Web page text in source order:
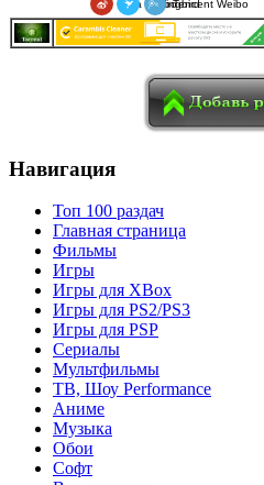
Похвалить
в
социалках:
Мой МирPinterest
Skype
BloggerDelicious
Digg reddit
Sina Weibo
Surfingbird
Tencent
Навигация
Топ 100 раздач
Главная страница
Фильмы
Игры
Игры для XBox
Игры для PS2/PS3
Игры для PSP
Сериалы
Мультфильмы
ТВ, Шоу Performance
Аниме
Музыка
Обои
Софт